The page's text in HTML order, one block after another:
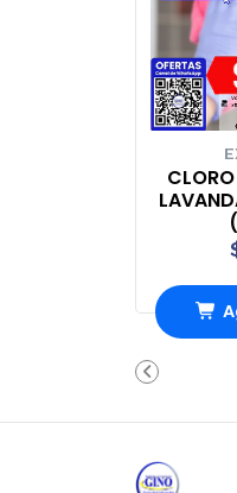
CLORO